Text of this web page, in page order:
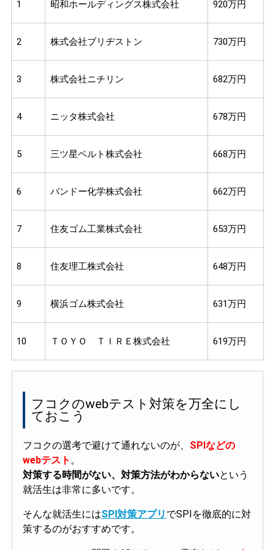
1 昭和ホールディングス株式会社 920万円
2 株式会社ブリヂストン 730万円
3 株式会社ニチリン 682万円
4 ニッタ株式会社 678万円
5 三ツ星ベルト株式会社 668万円
6 バンドー化学株式会社 662万円
7 住友ゴム工業株式会社 653万円
8 住友理工株式会社 648万円
9 横浜ゴム株式会社 631万円
10 ＴＯＹＯ ＴＩＲＥ株式会社 619万円
フコクのwebテスト対策を万全にし
ておこう
フコクの選考で避けて通れないのが、 SPIなどの
webテスト 。
対策する時間がない、対策方法がわからないという
就活生は非常に多いです。
そんな就活生にはSPI対策アプリ でSPIを徹底的に対
策するのがおすすめです。